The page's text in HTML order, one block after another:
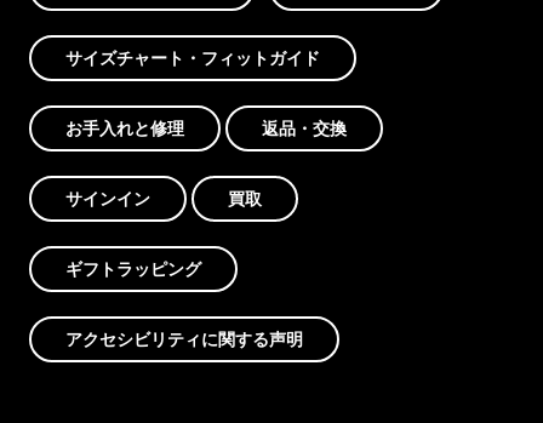
サイズチャート・フィットガイド
お手入れと修理 返品・交換
サインイン 買取
ギフトラッピング
アクセシビリティに関する声明